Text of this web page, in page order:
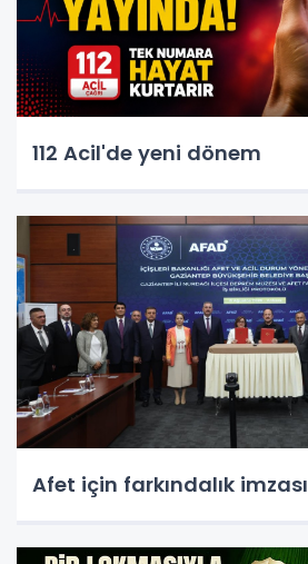
112 Acil'de yeni dönem
Afet için farkındalık imzası